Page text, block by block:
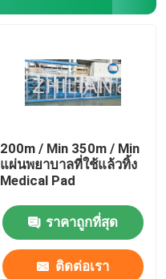
200m / Min 350m / Min
แผ่นพยาบาลที่ใช้แล้วทิ้ง
Medical Pad
ราคาถูกที่สุด
ติดต่อเรา